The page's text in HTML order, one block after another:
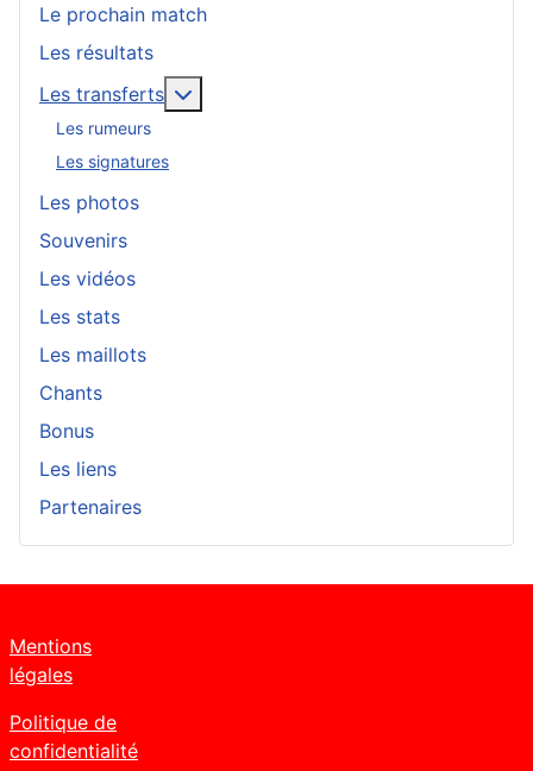
Le prochain match
Les résultats
Les transferts
Les rumeurs
Les signatures
Les photos
Souvenirs
Les vidéos
Les stats
Les maillots
Chants
Bonus
Les liens
Partenaires
Mentions
légales
Politique de
confidentialité